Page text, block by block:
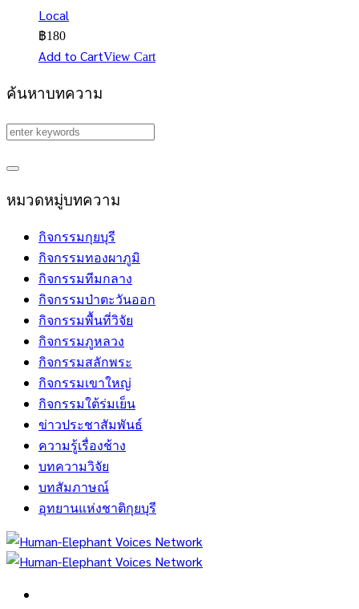
Local
฿180
Add to CartView Cart
ค้นหาบทความ
หมวดหมู่บทความ
กิจกรรมกุยบุรี
กิจกรรมทองผาภูมิ
กิจกรรมทีมกลาง
กิจกรรมป่าตะวันออก
กิจกรรมพื้นที่วิจัย
กิจกรรมภูหลวง
กิจกรรมสลักพระ
กิจกรรมเขาใหญ่
กิจกรรมใต้ร่มเย็น
ข่าวประชาสัมพันธ์
ความรู้เรื่องช้าง
บทความวิจัย
บทสัมภาษณ์
อุทยานแห่งชาติกุยบุรี